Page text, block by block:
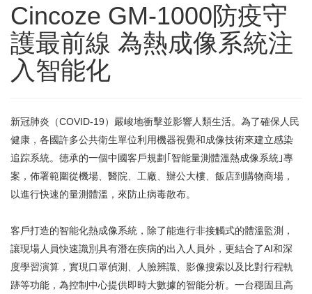
Cincoze GM-1000防疫守
護最前線 為熱成像系統注
入智能化
新冠肺炎（COVID-19）嚴峻地衝擊並影響人類生活。為了確保人民
健康，各國許多公共衛生單位利用機器視覺和成像技術來建立感染
追踪系統。德承的一個中國客戶規劃｢智能量測體溫熱成像系統｣專
案，佈署範圍從機場、醫院、工廠、辦公大樓、飯店到購物商場，
以進行快速的量測體溫，來防止病毒散布。
客戶打造的智能化熱成像系統，除了能進行非接觸式的體溫監測，
讓現場人員快速識別具有潛在疾病的出入人員外，更結合了AI和深
度學習演算，實現口罩偵測、人臉辨識、影像搜索以及比對行程軌
跡等功能，為控制中心提供即時大數據的智能分析。一台穩固且高